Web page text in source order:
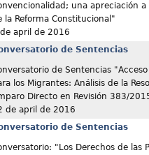
una apreciación a
la Reforma Constitucional"
april de 2016
de Sentencias
de Sentencias
los Migrantes: Análisis de la
Directo en Revisión 383/
de april de 2016
de Sentencias
"Los Derechos de las